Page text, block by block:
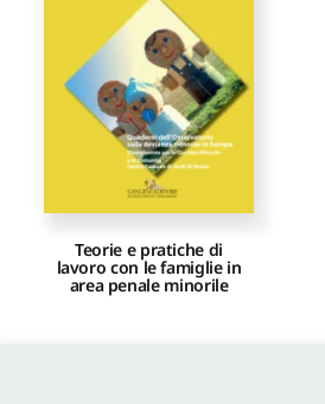
Proposte di pubblicazione
Gangemi Editore
Newsletter
Teorie e pratiche di
lavoro con le famiglie in
area penale minorile